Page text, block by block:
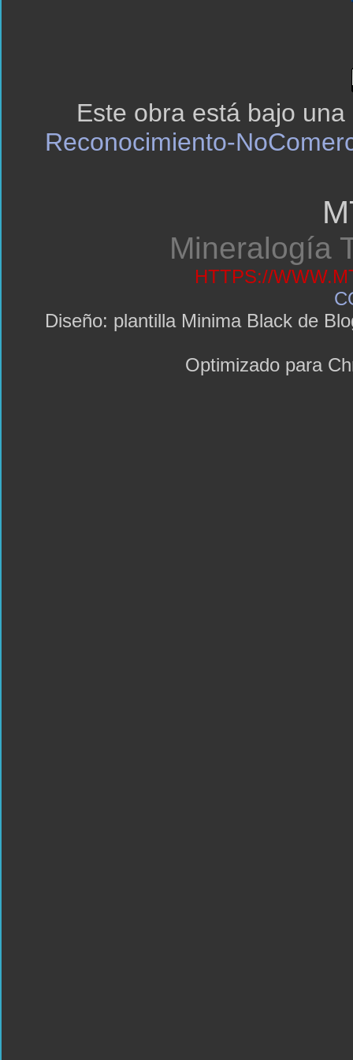
Este obra está bajo una
Reconocimiento-
Mineralogía
HTTPS://
Diseño: plantilla Minima Black de
Optimizado para